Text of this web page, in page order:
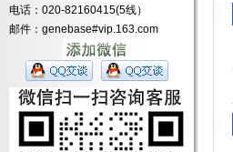
电话：020-82160415(5线）
邮件：genebase#vip.163.com